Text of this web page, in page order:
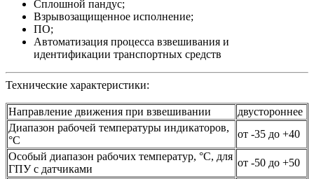
Сплошной пандус;
Взрывозащищенное исполнение;
ПО;
Автоматизация процесса взвешивания и
идентификации транспортных средств
Технические характеристики:
Направление движения при взвешивании
двустороннее
Диапазон рабочей температуры индикаторов,
°С
от -35 до +40
Особый диапазон рабочих температур, °С, для
ГПУ с датчиками
от -50 до +50